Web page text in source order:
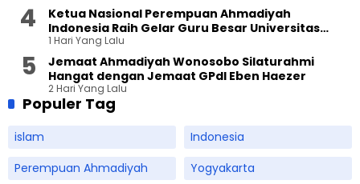
Ketua Nasional Perempuan Ahmadiyah
Indonesia Raih Gelar Guru Besar Universitas
Terbuka
1 Hari Yang Lalu
Jemaat Ahmadiyah Wonosobo Silaturahmi
Hangat dengan Jemaat GPdI Eben Haezer
2 Hari Yang Lalu
Populer Tag
islam
Indonesia
Perempuan Ahmadiyah
Yogyakarta